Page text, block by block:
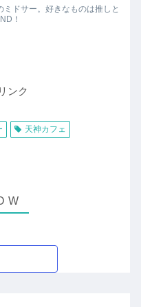
ミドサー。好きなものは推しと
！
ンク
天神カフェ